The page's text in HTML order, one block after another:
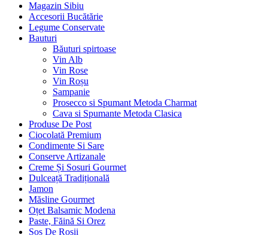
Magazin Sibiu
Accesorii Bucătărie
Legume Conservate
Bauturi
Băuturi spirtoase
Vin Alb
Vin Rose
Vin Roșu
Sampanie
Prosecco si Spumant Metoda Charmat
Cava si Spumante Metoda Clasica
Produse De Post
Ciocolată Premium
Condimente Si Sare
Conserve Artizanale
Creme Și Sosuri Gourmet
Dulceață Tradițională
Jamon
Măsline Gourmet
Oțet Balsamic Modena
Paste, Făină Si Orez
Sos De Roșii